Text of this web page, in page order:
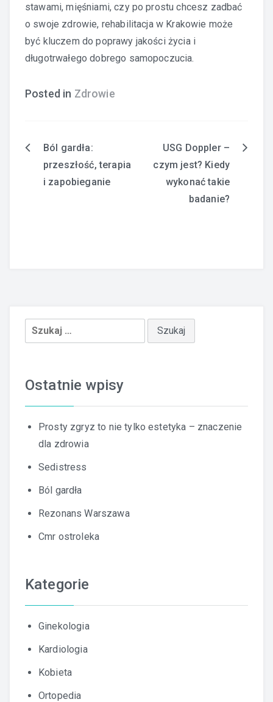
stawami, mięśniami, czy po prostu chcesz zadbać
o swoje zdrowie, rehabilitacja w Krakowie może
być kluczem do poprawy jakości życia i
długotrwałego dobrego samopoczucia.
Posted in Zdrowie
Nawigacja
wpisu
Ból gardła:
przeszłość, terapia
i zapobieganie
USG Doppler –
czym jest? Kiedy
wykonać takie
badanie?
Szukaj:
Ostatnie wpisy
Prosty zgryz to nie tylko estetyka – znaczenie
dla zdrowia
Sedistress
Ból gardła
Rezonans Warszawa
Cmr ostroleka
Kategorie
Ginekologia
Kardiologia
Kobieta
Ortopedia